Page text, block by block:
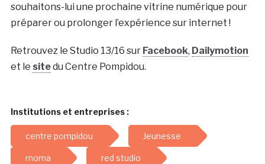
souhaitons-lui une prochaine vitrine numérique pour
préparer ou prolonger l’expérience sur internet !
Retrouvez le Studio 13/16 sur Facebook, Dailymotion
et le sitedu Centre Pompidou.
Institutions et entreprises :
centre pompidou Jeunesse
moma red studio